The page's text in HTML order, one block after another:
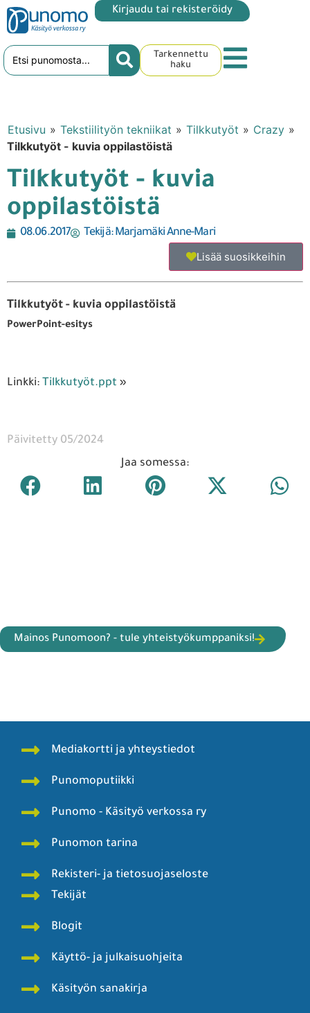
Kirjaudu tai rekisteröidy
Tarkennettu
haku
Etusivu » Tekstiilityön tekniikat » Tilkkutyöt » Crazy »
Tilkkutyöt - kuvia oppilastöistä
Tilkkutyöt - kuvia
oppilastöistä
08.06.2017 Tekijä:Marjamäki Anne-Mari
Lisää suosikkeihin
Tilkkutyöt - kuvia oppilastöistä
PowerPoint-esitys
Linkki: Tilkkutyöt.ppt »
Päivitetty 05/2024
Jaa somessa:
Mainos Punomoon? - tule yhteistyökumppaniksi!
Mediakortti ja yhteystiedot
Punomoputiikki
Punomo - Käsityö verkossa ry
Punomon tarina
Rekisteri- ja tietosuojaseloste
Tekijät
Blogit
Käyttö- ja julkaisuohjeita
Käsityön sanakirja